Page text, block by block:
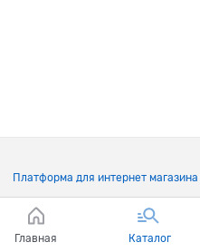
Платформа для интернет магазина
Главная Каталог